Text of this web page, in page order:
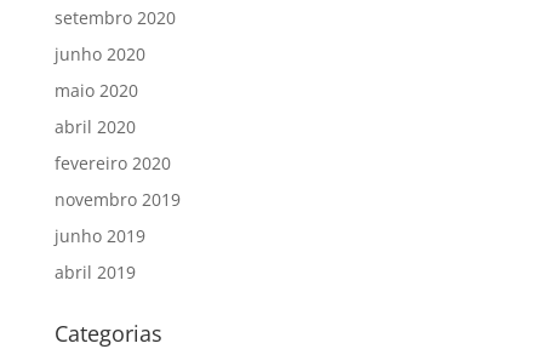
setembro 2020
junho 2020
maio 2020
abril 2020
fevereiro 2020
novembro 2019
junho 2019
abril 2019
Categorias